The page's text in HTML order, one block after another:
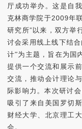
厅成功举办。这是自
克林商学院于2009年
研究所”以来，双方举
讨会采用线上线下结
计”为主题，旨在为国
提供一个交流和展示
交流，推动会计理论
际影响力。本次研讨会
吸引了来自美国罗切
财经大学、北京理工
会。